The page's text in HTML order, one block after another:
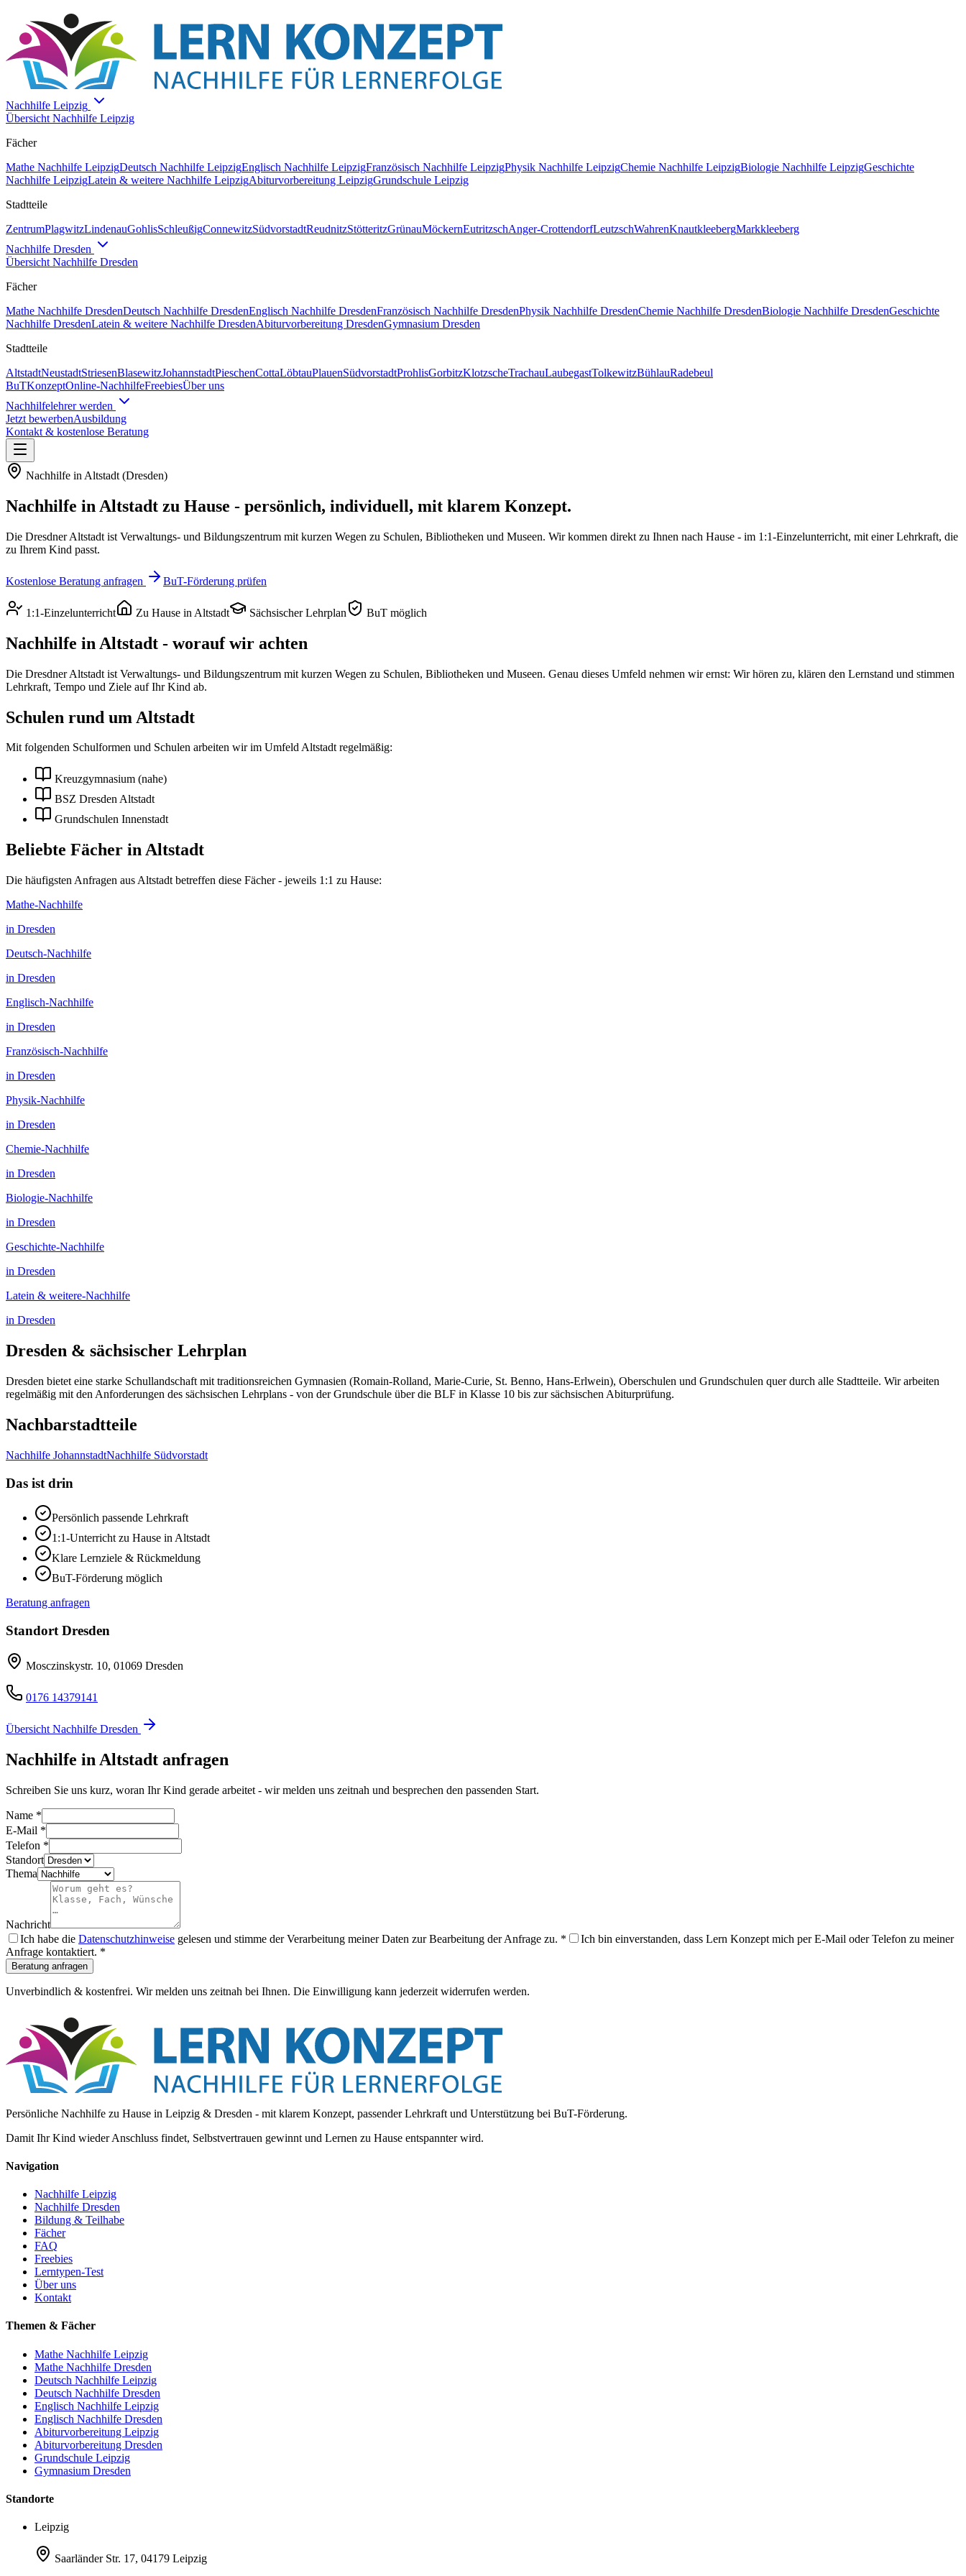
Nachhilfe Leipzig
Übersicht Nachhilfe Leipzig
Fächer
Mathe Nachhilfe LeipzigDeutsch Nachhilfe LeipzigEnglisch Nachhilfe LeipzigFranzösisch Nachhilfe LeipzigPhysik Nachhilfe LeipzigChemie Nachhilfe LeipzigBiologie Nachhilfe LeipzigGeschichte
Nachhilfe LeipzigLatein & weitere Nachhilfe LeipzigAbiturvorbereitung LeipzigGrundschule Leipzig
Stadtteile
ZentrumPlagwitzLindenauGohlisSchleußigConnewitzSüdvorstadtReudnitzStötteritzGrünauMöckernEutritzschAnger-CrottendorfLeutzschWahrenKnautkleebergMarkkleeberg
Nachhilfe Dresden
Übersicht Nachhilfe Dresden
Fächer
Mathe Nachhilfe DresdenDeutsch Nachhilfe DresdenEnglisch Nachhilfe DresdenFranzösisch Nachhilfe DresdenPhysik Nachhilfe DresdenChemie Nachhilfe DresdenBiologie Nachhilfe DresdenGeschichte
Nachhilfe DresdenLatein & weitere Nachhilfe DresdenAbiturvorbereitung DresdenGymnasium Dresden
Stadtteile
AltstadtNeustadtStriesenBlasewitzJohannstadtPieschenCottaLöbtauPlauenSüdvorstadtProhlisGorbitzKlotzscheTrachauLaubegastTolkewitzBühlauRadebeul
BuTKonzeptOnline-NachhilfeFreebiesÜber uns
Nachhilfelehrer werden
Jetzt bewerbenAusbildung
Kontakt & kostenlose Beratung
Nachhilfe in Altstadt (Dresden)
Nachhilfe in Altstadt zu Hause - persönlich, individuell, mit klarem Konzept.
Die Dresdner Altstadt ist Verwaltungs- und Bildungszentrum mit kurzen Wegen zu Schulen, Bibliotheken und Museen. Wir kommen direkt zu Ihnen nach Hause - im 1:1-Einzelunterricht, mit einer Lehrkraft, die
zu Ihrem Kind passt.
Kostenlose Beratung anfragen BuT-Förderung prüfen
1:1-Einzelunterricht Zu Hause in Altstadt Sächsischer Lehrplan BuT möglich
Nachhilfe in Altstadt - worauf wir achten
Die Dresdner Altstadt ist Verwaltungs- und Bildungszentrum mit kurzen Wegen zu Schulen, Bibliotheken und Museen. Genau dieses Umfeld nehmen wir ernst: Wir hören zu, klären den Lernstand und stimmen
Lehrkraft, Tempo und Ziele auf Ihr Kind ab.
Schulen rund um Altstadt
Mit folgenden Schulformen und Schulen arbeiten wir im UmfeldAltstadtregelmäßig:
Kreuzgymnasium (nahe)
BSZ Dresden Altstadt
Grundschulen Innenstadt
Beliebte Fächer inAltstadt
Die häufigsten Anfragen aus Altstadt betreffen diese Fächer - jeweils 1:1 zu Hause:
Mathe-Nachhilfe
in Dresden
Deutsch-Nachhilfe
in Dresden
Englisch-Nachhilfe
in Dresden
Französisch-Nachhilfe
in Dresden
Physik-Nachhilfe
in Dresden
Chemie-Nachhilfe
in Dresden
Biologie-Nachhilfe
in Dresden
Geschichte-Nachhilfe
in Dresden
Latein & weitere-Nachhilfe
in Dresden
Dresden & sächsischer Lehrplan
Dresden bietet eine starke Schullandschaft mit traditionsreichen Gymnasien (Romain-Rolland, Marie-Curie, St. Benno, Hans-Erlwein), Oberschulen und Grundschulen quer durch alle Stadtteile. Wir arbeiten
regelmäßig mit den Anforderungen des sächsischen Lehrplans - von der Grundschule über die BLF in Klasse 10 bis zur sächsischen Abiturprüfung.
Nachbarstadtteile
Nachhilfe JohannstadtNachhilfe Südvorstadt
Das ist drin
Persönlich passende Lehrkraft
1:1-Unterricht zu Hause in Altstadt
Klare Lernziele & Rückmeldung
BuT-Förderung möglich
Beratung anfragen
Standort Dresden
Mosczinskystr. 10, 01069 Dresden
0176 14379141
Übersicht Nachhilfe Dresden
Nachhilfe in Altstadt anfragen
Schreiben Sie uns kurz, woran Ihr Kind gerade arbeitet - wir melden uns zeitnah und besprechen den passenden Start.
Name *
E-Mail *
Telefon *
Standort
Thema
Nachricht
Ich habe die Datenschutzhinweise gelesen und stimme der Verarbeitung meiner Daten zur Bearbeitung der Anfrage zu. *
Ich bin einverstanden, dass Lern Konzept mich per E-Mail oder Telefon zu meiner
Anfrage kontaktiert. *
Beratung anfragen
Unverbindlich & kostenfrei. Wir melden uns zeitnah bei Ihnen. Die Einwilligung kann jederzeit widerrufen werden.
Persönliche Nachhilfe zu Hause in Leipzig & Dresden - mit klarem Konzept, passender Lehrkraft und Unterstützung bei BuT-Förderung.
Damit Ihr Kind wieder Anschluss findet, Selbstvertrauen gewinnt und Lernen zu Hause entspannter wird.
Navigation
Nachhilfe Leipzig
Nachhilfe Dresden
Bildung & Teilhabe
Fächer
FAQ
Freebies
Lerntypen-Test
Über uns
Kontakt
Themen & Fächer
Mathe Nachhilfe Leipzig
Mathe Nachhilfe Dresden
Deutsch Nachhilfe Leipzig
Deutsch Nachhilfe Dresden
Englisch Nachhilfe Leipzig
Englisch Nachhilfe Dresden
Abiturvorbereitung Leipzig
Abiturvorbereitung Dresden
Grundschule Leipzig
Gymnasium Dresden
Standorte
Leipzig
Saarländer Str. 17, 04179 Leipzig